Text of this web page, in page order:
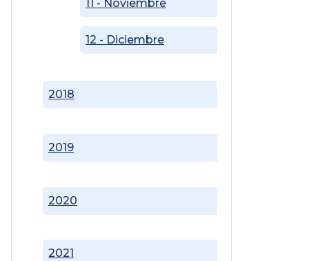
11 - Noviembre
12 - Diciembre
2018
2019
2020
2021